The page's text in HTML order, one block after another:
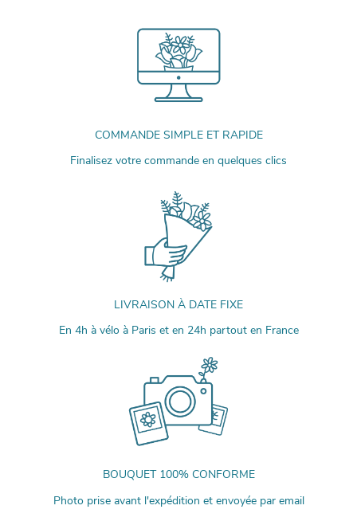
COMMANDE SIMPLE ET RAPIDE
Finalisez votre commande en quelques clics
LIVRAISON À DATE FIXE
En 4h à vélo à Paris et en 24h partout en France
BOUQUET 100% CONFORME
Photo prise avant l'expédition et envoyée par email